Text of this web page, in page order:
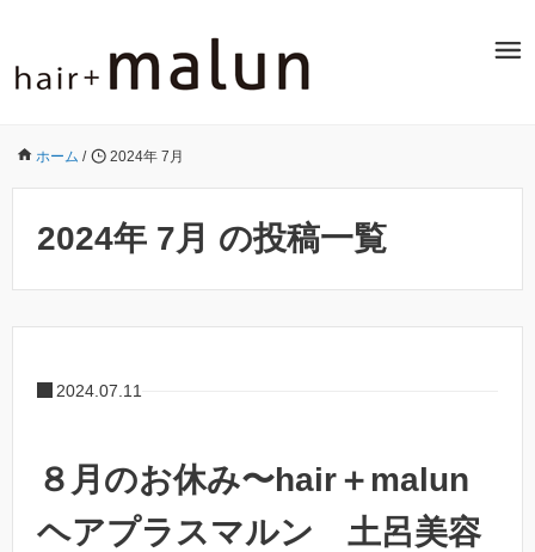
ホーム / 2024年 7月
2024年 7月 の投稿一覧
2024.07.11
８月のお休み〜hair＋malun
ヘアプラスマルン 土呂美容